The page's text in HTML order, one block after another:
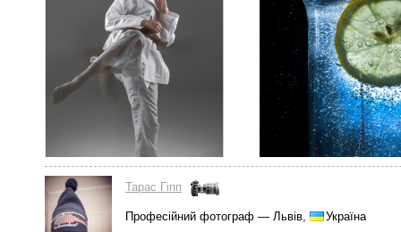
Тарас Гіпп
Професійний фотограф — Львів, Україна